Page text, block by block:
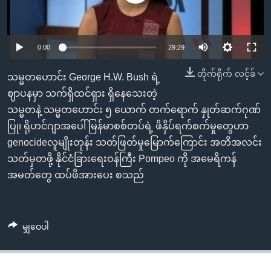
ညွန်း
စာမျက်နှာ
ကျော်
ကြည့်
ရန်
ရှာဖွေ
ရုပ်ရှင်ထဲက အင်္ဂလိပ်စာ
သုတပဒေသာ အင်္ဂလိပ်စာ
ရေဒီယို/တီဗွီအစီအစဉ်
Learning English
ဗွီအိုအေ လူမှုကွန်ယက်များ
ဘာသာစကားများ
0:00 29:29
တိုက်ရိုက် လင့်ခ်
သမ္မတဟောင်း George H.W. Bush ရဲ့
ဈာပနမှာ သက်ရှိထင်ရှား ရှိနေသေးတဲ့
သမ္မတနဲ့ သမ္မတဟောင်း ၅ ယောက် တက်ရောက် နှုတ်ဆက်ဂုဏ်
ပြု၊ ရိုဟင်ဂျာအပေါ် မြန်မာစစ်တပ်ရဲ့ ဖိနှိပ်ရက်စက်မှုတွေဟာ
genocideလူမျိုးတုန်း သတ်ဖြတ်မှုမြောက်ကြောင်း အတိအလင်း
သတ်မှတဖို့ နိုင်ငံခြားရေးဝန်ကြီး Pompeo ကို အမေရိကန်
အမတ်တွေ ထပ်ဖိအားပေး စသည်
မျှဝေပါ